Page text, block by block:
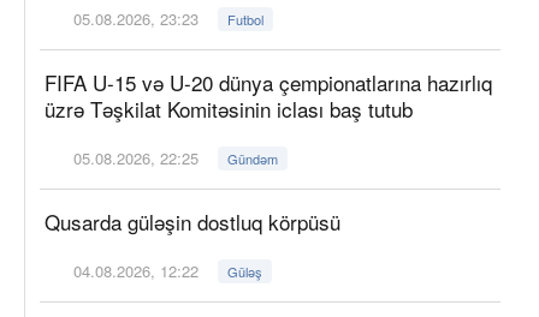
05.08.2026, 23:23 Futbol
FIFA U-15 və U-20 dünya çempionatlarına hazırlıq
üzrə Təşkilat Komitəsinin iclası baş tutub
05.08.2026, 22:25 Gündəm
Qusarda güləşin dostluq körpüsü
04.08.2026, 12:22 Güləş